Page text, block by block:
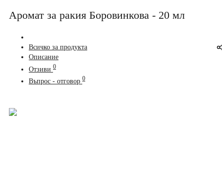
Аромат за ракия Боровинкова - 20 мл
Всичко за продукта
Описание
Отзиви 0
Въпрос - отговор 0